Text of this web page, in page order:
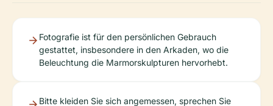
Fotografie ist für den persönlichen Gebrauch
gestattet, insbesondere in den Arkaden, wo die
Beleuchtung die Marmorskulpturen hervorhebt.
Bitte kleiden Sie sich angemessen, sprechen Sie